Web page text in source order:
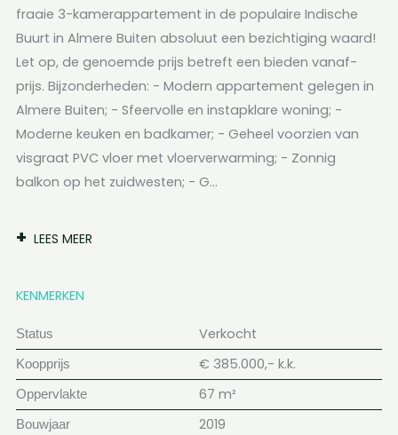
fraaie 3-kamerappartement in de populaire Indische
Buurt in Almere Buiten absoluut een bezichtiging waard!
Let op, de genoemde prijs betreft een bieden vanaf-
prijs. Bijzonderheden: - Modern appartement gelegen in
Almere Buiten; - Sfeervolle en instapklare woning; -
Moderne keuken en badkamer; - Geheel voorzien van
visgraat PVC vloer met vloerverwarming; - Zonnig
balkon op het zuidwesten; - G...
LEES MEER
KENMERKEN
Status Verkocht
Koopprijs € 385.000,- k.k.
Oppervlakte 67 m²
Bouwjaar 2019